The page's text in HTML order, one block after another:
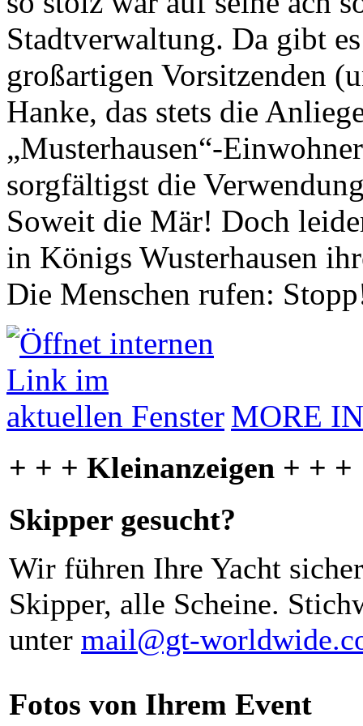
Stadtverwaltung. Da gibt
großartigen Vorsitzenden
Hanke, das stets die
„Musterhausen“-
sorgfältigst die
Soweit die Mär! Doch
in Königs Wusterhausen
Die Menschen rufen:
MORE
+ + + Kleinanzeigen + + +
Skipper gesucht?
Wir führen Ihre Yacht
Skipper, alle Scheine.
unter mail@gt-
Fotos von Ihrem Event